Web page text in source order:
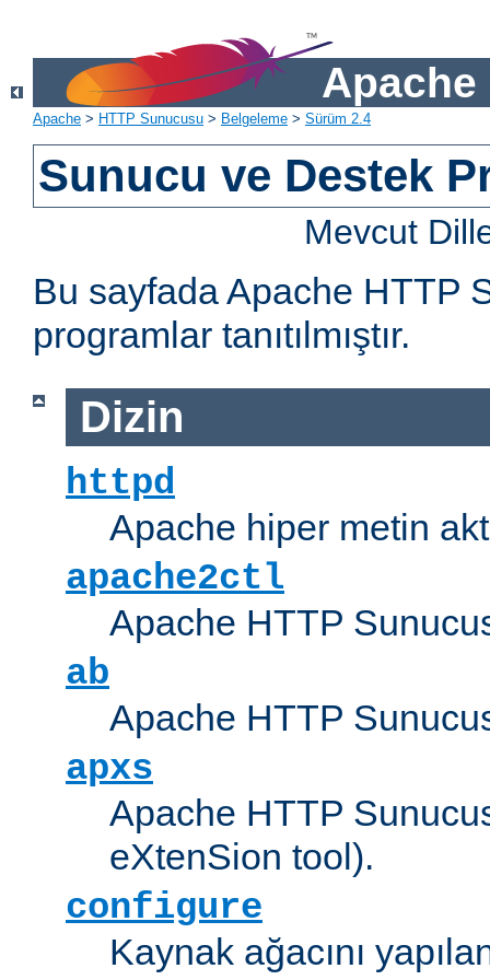
Apache
Apache > HTTP Sunucusu > Belgeleme > Sürüm 2.4
Sunucu ve Destek
Mevcut
Bu sayfada Apache HTTP
programlar tanıtılmıştır.
Dizin
httpd
Apache hiper metin
apache2ctl
Apache HTTP
ab
Apache HTTP
apxs
Apache HTTP
eXtenSion tool).
configure
Kaynak ağacını